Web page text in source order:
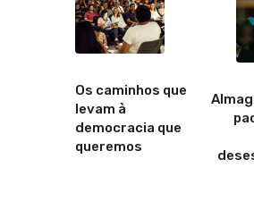
Os caminhos que
levam à
democracia que
queremos